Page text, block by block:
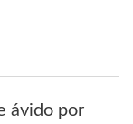
ávido por